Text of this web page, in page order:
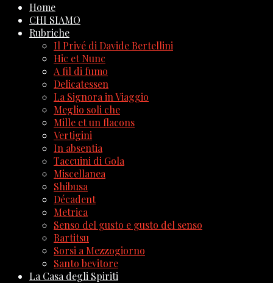
Home
CHI SIAMO
Rubriche
Il Privé di Davide Bertellini
Hic et Nunc
A fil di fumo
Delicatessen
La Signora in Viaggio
Meglio soli che
Mille et un flacons
Vertigini
In absentia
Taccuini di Gola
Miscellanea
Shibusa
Décadent
Metrica
Senso del gusto e gusto del senso
Bartitsu
Sorsi a Mezzogiorno
Santo bevitore
La Casa degli Spiriti